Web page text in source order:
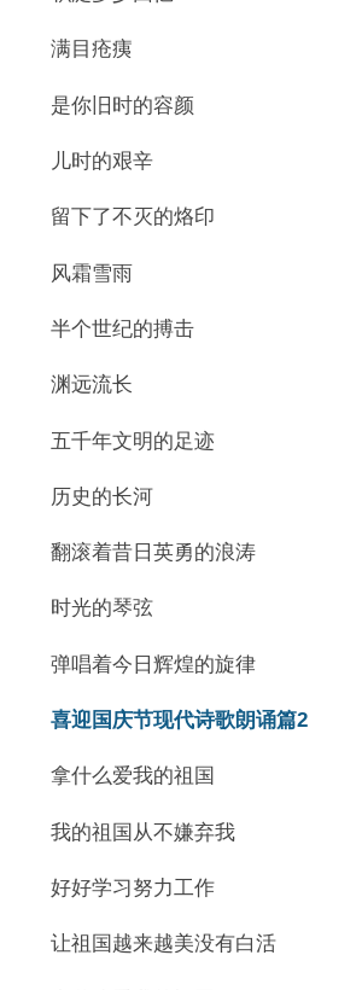
满目疮痍
是你旧时的容颜
儿时的艰辛
留下了不灭的烙印
风霜雪雨
半个世纪的搏击
渊远流长
五千年文明的足迹
历史的长河
翻滚着昔日英勇的浪涛
时光的琴弦
弹唱着今日辉煌的旋律
喜迎国庆节现代诗歌朗诵篇2
拿什么爱我的祖国
我的祖国从不嫌弃我
好好学习努力工作
让祖国越来越美没有白活